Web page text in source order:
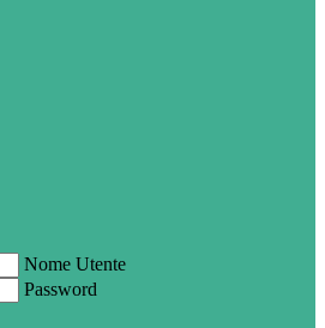
Nome Utente
Password